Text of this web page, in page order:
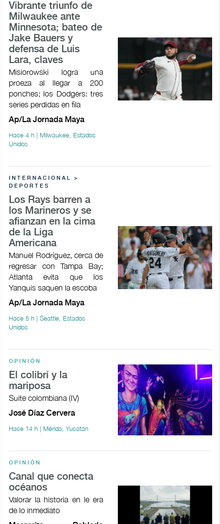
Vibrante triunfo de
Milwaukee ante
Minnesota; bateo de
Jake Bauers y
defensa de Luis
Lara, claves
Misiorowski logra una
proeza al llegar a 200
ponches; los Dodgers: tres
series perdidas en fila
Ap/La Jornada Maya
Hace 4 h | Milwaukee, Estados
Unidos
INTERNACIONAL >
DEPORTES
Los Rays barren a
los Marineros y se
afianzan en la cima
de la Liga
Americana
Manuel Rodríguez, cerca de
regresar con Tampa Bay;
Atlanta evita que los
Yanquis saquen la escoba
Ap/La Jornada Maya
Hace 5 h | Seattle, Estados
Unidos
OPINIÓN
El colibrí y la
mariposa
Suite colombiana (IV)
José Díaz Cervera
Hace 14 h | Mérida, Yucatán
OPINIÓN
Canal que conecta
océanos
Valorar la historia en le era
de lo inmediato